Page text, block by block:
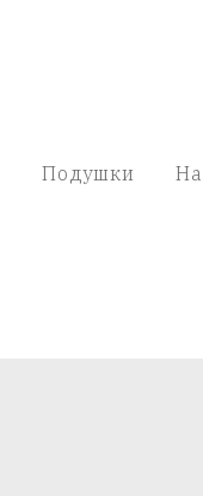
Подушки